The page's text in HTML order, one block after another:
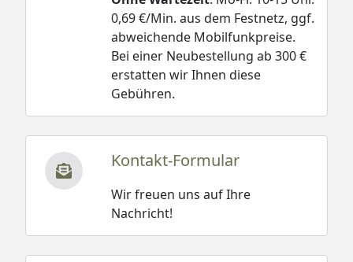
0,69 €/Min. aus dem Festnetz, ggf.
abweichende Mobilfunkpreise.
Bei einer Neubestellung ab 300 €
erstatten wir Ihnen diese
Gebühren.
Kontakt-Formular
Wir freuen uns auf Ihre
Nachricht!